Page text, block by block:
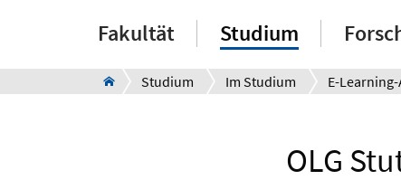
Fakultät Studium
Studium Im Studium
OLG